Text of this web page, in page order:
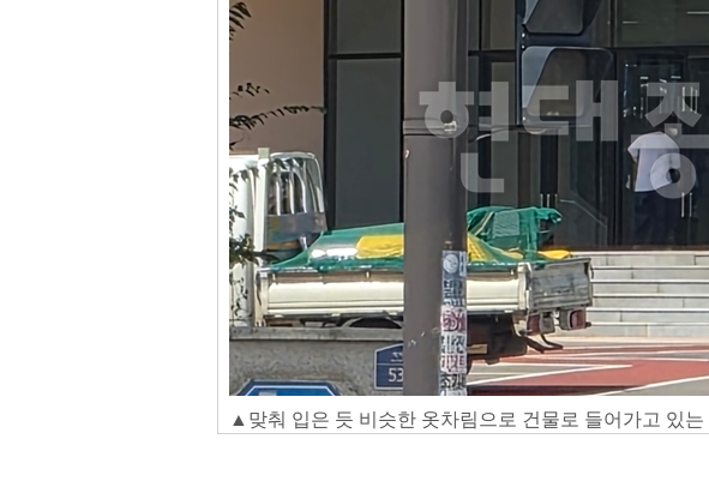
▲맞춰 입은 듯 비슷한 옷차림으로 건물로 들어가고 있는